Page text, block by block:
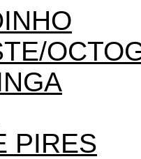
PIRES